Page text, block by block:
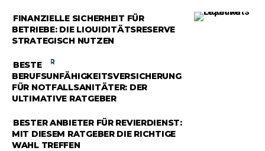
RATGEBER
FINANZIELLE SICHERHEIT FÜR
BETRIEBE: DIE LIQUIDITÄTSRESERVE
STRATEGISCH NUTZEN
RATGEBER
BESTE
BERUFSUNFÄHIGKEITSVERSICHERUNG
FÜR NOTFALLSANITÄTER: DER
ULTIMATIVE RATGEBER
RATGEBER
BESTER ANBIETER FÜR REVIERDIENST:
MIT DIESEM RATGEBER DIE RICHTIGE
WAHL TREFFEN